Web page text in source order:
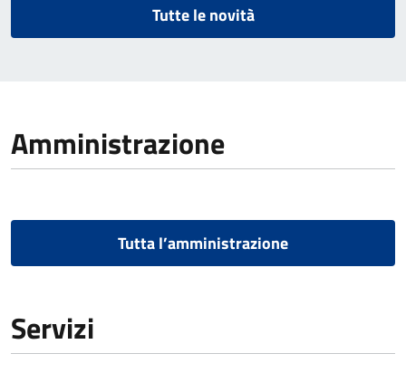
Tutte le novità
Amministrazione
Tutta l’amministrazione
Servizi